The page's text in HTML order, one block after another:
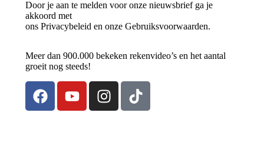
Door je aan te melden voor onze nieuwsbrief ga je
akkoord met
ons Privacybeleid en onze Gebruiksvoorwaarden.
Meer dan 900.000 bekeken rekenvideo’s en het aantal
groeit nog steeds!